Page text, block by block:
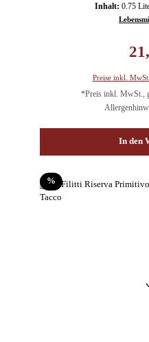
Inhalt: 0.75
Preise inkl.
*Preis inkl. MwSt.,
In den
%Rabatt